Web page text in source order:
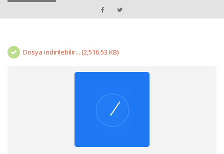
Dosya indirilebilir... (2,516.53 KB)